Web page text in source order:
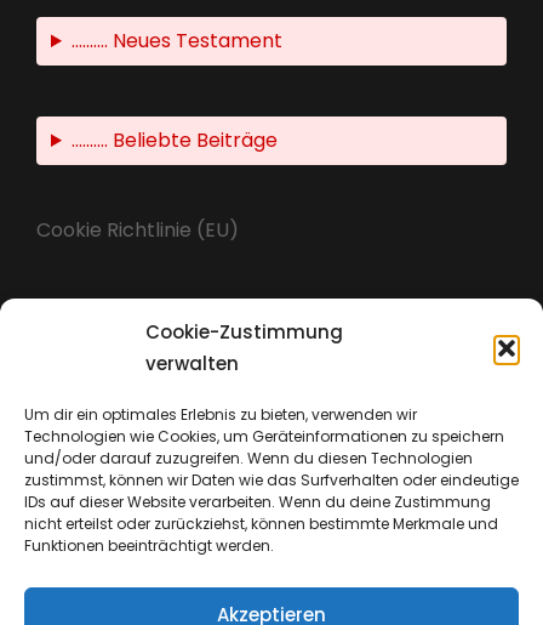
Cookie-Zustimmung
verwalten
Um dir ein optimales Erlebnis zu bieten, verwenden wir
Technologien wie Cookies, um Geräteinformationen zu speichern
und/oder darauf zuzugreifen. Wenn du diesen Technologien
zustimmst, können wir Daten wie das Surfverhalten oder eindeutige
IDs auf dieser Website verarbeiten. Wenn du deine Zustimmung
nicht erteilst oder zurückziehst, können bestimmte Merkmale und
Funktionen beeinträchtigt werden.
Akzeptieren
.......... Neues Testament
.......... Beliebte Beiträge
Cookie Richtlinie (EU)
Datenschutz